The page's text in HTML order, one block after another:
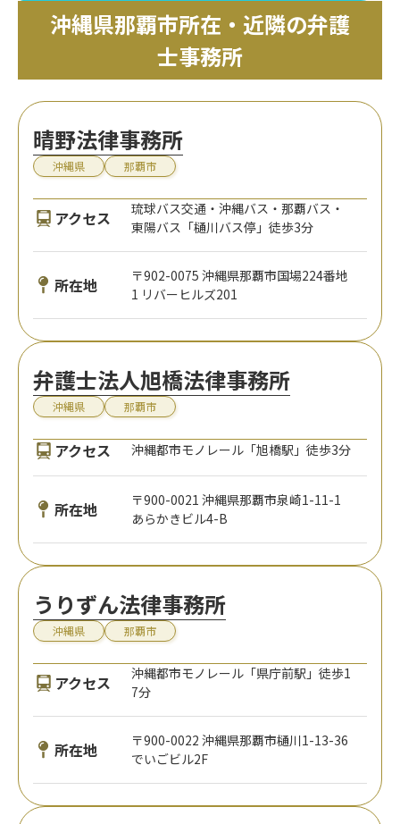
沖縄県那覇市所在・近隣の弁護
士事務所
晴野法律事務所
沖縄県 那覇市
アクセス
琉球バス交通・沖縄バス・那覇バス・
東陽バス「樋川バス停」徒歩3分
所在地
〒902-0075 沖縄県那覇市国場224番地
1 リバーヒルズ201
弁護士法人旭橋法律事務所
沖縄県 那覇市
アクセス 沖縄都市モノレール「旭橋駅」徒歩3分
所在地
〒900-0021 沖縄県那覇市泉崎1-11-1
あらかきビル4-B
うりずん法律事務所
沖縄県 那覇市
アクセス
沖縄都市モノレール「県庁前駅」徒歩1
7分
所在地
〒900-0022 沖縄県那覇市樋川1-13-36
でいごビル2F